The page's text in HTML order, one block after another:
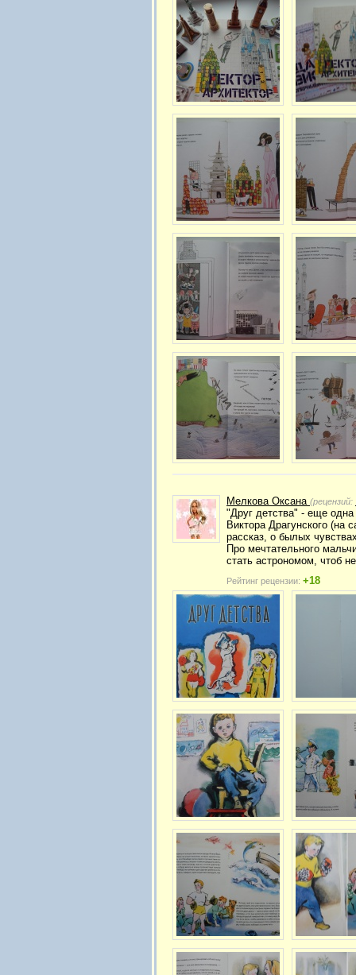
Мелкова Оксана (рецензий:
"Друг детства" - еще
Виктора Драгунского (на
рассказ, о былых
Про мечтательного
стать астрономом, чтоб
Рейтинг рецензии: +18